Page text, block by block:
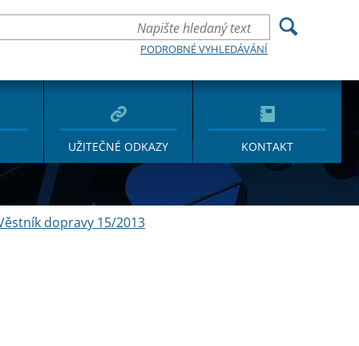
PODROBNÉ VYHLEDÁVÁNÍ
UŽITEČNÉ ODKAZY KONTAKT
dopravy 15/2013